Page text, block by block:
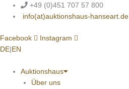
Zum
Inhalt
+49 (0)451 707 57 800
info(at)auktionshaus-hanseart.de
Facebook
Instagram
DE|EN
Auktionshaus
Über uns